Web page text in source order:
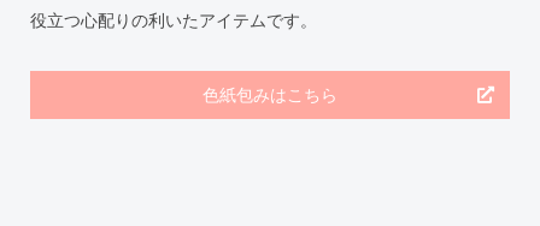
役立つ心配りの利いたアイテムです。
色紙包みはこちら